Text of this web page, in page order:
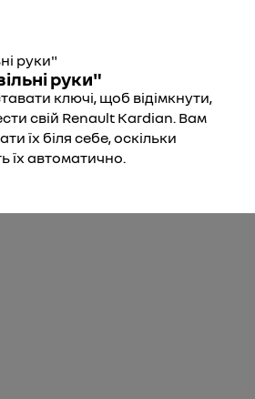
руки"
ключі, щоб відімкнути,
свій Renault Kardian. Вам
їх біля себе, оскільки
їх автоматично.